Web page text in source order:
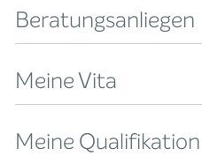
Beratungsanliegen
Meine Vita
Meine Qualifikation